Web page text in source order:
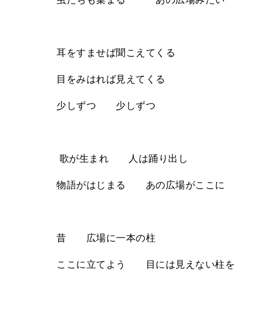
耳をすませば聞こえてくる
目をみはれば見えてくる
少しずつ 少しずつ
歌が生まれ 人は踊り出し
物語がはじまる あの広場がここに
昔 広場に一本の柱
ここに立てよう 目には見えない柱を